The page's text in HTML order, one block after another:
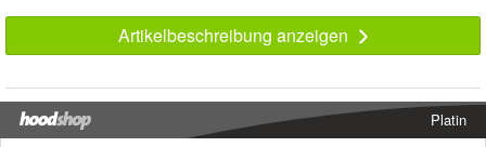
Artikelbeschreibung anzeigen
Platin